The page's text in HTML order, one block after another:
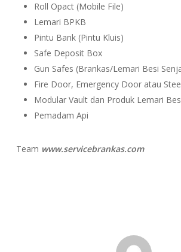
Roll Opact (Mobile File)
Lemari BPKB
Pintu Bank (Pintu Kluis)
Safe Deposit Box
Gun Safes (Brankas/Lemari Besi
Fire Door, Emergency Door atau
Modular Vault dan Produk Lemari
Pemadam Api
Team www.servicebrankas.com